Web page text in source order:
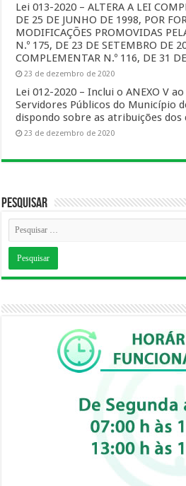
Lei 013-2020 – ALTERA A LEI
DE 25 DE JUNHO DE 1998, POR
MODIFICAÇÕES PROMOVIDAS
N.º 175, DE 23 DE SETEMBRO DE
COMPLEMENTAR N.º 116, DE 31
23 de dezembro de 2020
Lei 012-2020 – Inclui o ANEXO V
Servidores Públicos do Município
dispondo sobre as atribuições
23 de dezembro de 2020
Pesquisar